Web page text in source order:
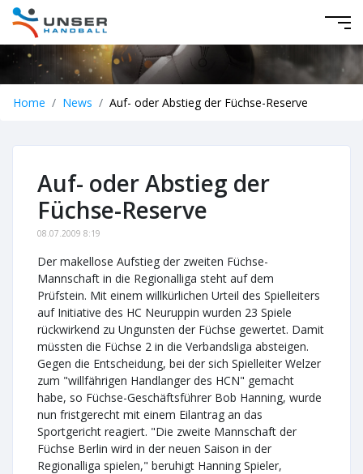
Home News Auf- oder Abstieg der Füchse-Reserve
Auf- oder Abstieg der
Füchse-Reserve
08.07.2009 8:19
Der makellose Aufstieg der zweiten Füchse-
Mannschaft in die Regionalliga steht auf dem
Prüfstein. Mit einem willkürlichen Urteil des Spielleiters
auf Initiative des HC Neuruppin wurden 23 Spiele
rückwirkend zu Ungunsten der Füchse gewertet. Damit
müssten die Füchse 2 in die Verbandsliga absteigen.
Gegen die Entscheidung, bei der sich Spielleiter Welzer
zum "willfährigen Handlanger des HCN" gemacht
habe, so Füchse-Geschäftsführer Bob Hanning, wurde
nun fristgerecht mit einem Eilantrag an das
Sportgericht reagiert. "Die zweite Mannschaft der
Füchse Berlin wird in der neuen Saison in der
Regionalliga spielen," beruhigt Hanning Spieler,